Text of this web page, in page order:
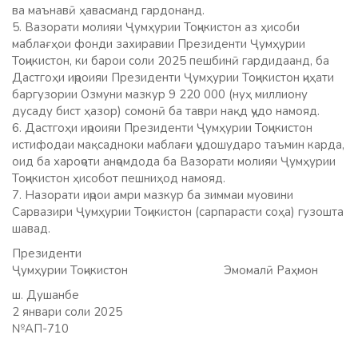
ва маънавӣ ҳавасманд гардонанд.
5. Вазорати молияи Ҷумҳурии Тоҷикистон аз ҳисоби
маблағҳои фонди захиравии Президенти Ҷумҳурии
Тоҷикистон, ки барои соли 2025 пешбинӣ гардидаанд, ба
Дастгоҳи иҷроияи Президенти Ҷумҳурии Тоҷикистон ҷиҳати
баргузории Озмуни мазкур 9 220 000 (нуҳ миллиону
дусаду бист ҳазор) сомонӣ ба таври нақд ҷудо намояд.
6. Дастгоҳи иҷроияи Президенти Ҷумҳурии Тоҷикистон
истифодаи мақсадноки маблағи ҷудошударо таъмин карда,
оид ба хароҷоти анҷомдода ба Вазорати молияи Ҷумҳурии
Тоҷикистон ҳисобот пешниҳод намояд.
7. Назорати иҷрои амри мазкур ба зиммаи муовини
Сарвазири Ҷумҳурии Тоҷикистон (сарпарасти соҳа) гузошта
шавад.
Президенти
Ҷумҳурии Тоҷикистон Эмомалӣ Раҳмон
ш. Душанбе
2 январи соли 2025
№АП-710